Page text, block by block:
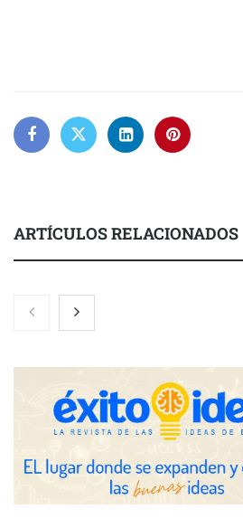
ARTÍCULOS RELACIONADOS
Nicols presenta seis modelos de
eclipse solar del 12 de agosto
Zoomex mejora su Strategy Center
avanzadas para trading estratégico
COMPALISS de LYSOTRIC: cuando
las posibilidades del salón profesional